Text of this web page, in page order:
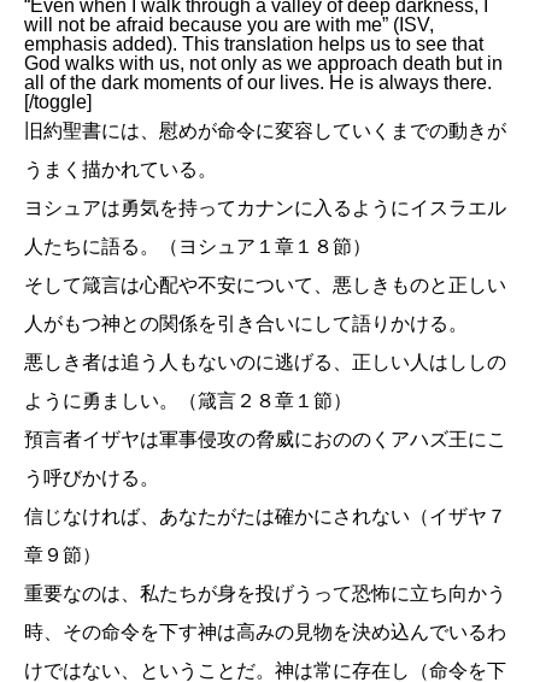
“Even when I walk through a valley of deep darkness, I
will not be afraid because you are with me” (ISV,
emphasis added). This translation helps us to see that
God walks with us, not only as we approach death but in
all of the dark moments of our lives. He is always there.
[/toggle]
旧約聖書には、慰めが命令に変容していくまでの動きが
うまく描かれている。
ヨシュアは勇気を持ってカナンに入るようにイスラエル
人たちに語る。（ヨシュア１章１８節）
そして箴言は心配や不安について、悪しきものと正しい
人がもつ神との関係を引き合いにして語りかける。
悪しき者は追う人もないのに逃げる、正しい人はししの
ように勇ましい。（箴言２８章１節）
預言者イザヤは軍事侵攻の脅威におののくアハズ王にこ
う呼びかける。
信じなければ、あなたがたは確かにされない（イザヤ７
章９節）
重要なのは、私たちが身を投げうって恐怖に立ち向かう
時、その命令を下す神は高みの見物を決め込んでいるわ
けではない、ということだ。神は常に存在し（命令を下